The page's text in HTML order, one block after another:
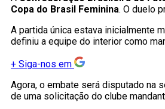
Copa do Brasil Feminina. O duelo
A partida única estava inicialmente
definiu a equipe do interior como
+ Siga-nos em
Agora, o embate será disputado na
de uma solicitação do clube